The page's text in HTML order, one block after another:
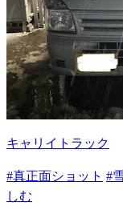
キャリイトラック
#真正面ショット #
しむ